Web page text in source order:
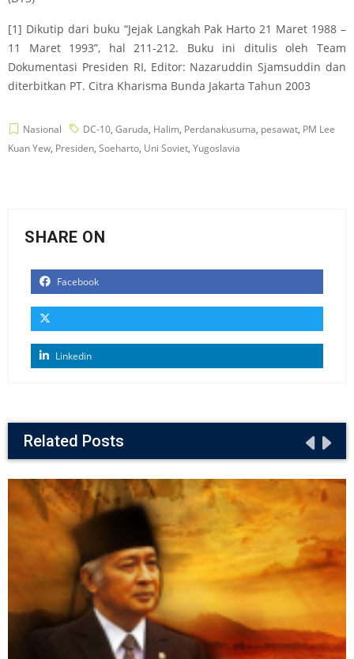
[1] Dikutip dari buku “Jejak Langkah Pak Harto 21 Maret 1988 –
11 Maret 1993”, hal 211-212. Buku ini ditulis oleh Team
Dokumentasi Presiden RI, Editor: Nazaruddin Sjamsuddin dan
diterbitkan PT. Citra Kharisma Bunda Jakarta Tahun 2003
Nasional DC-10, Garuda, Halim, Perdanakusuma, pesawat, PM Lee
Kuan Yew, Presiden, Soeharto, Uni Soviet, Yugoslavia
SHARE ON
Facebook
Linkedin
Related Posts